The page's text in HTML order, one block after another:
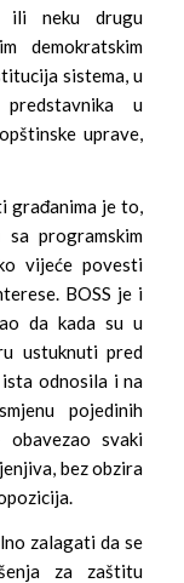
ili neku drugu
demokratskim
sistema, u
u
uprave,
građanima je to,
programskim
vijeće povesti
BOSS je i
da kada su u
ustuknuti pred
odnosila i na
pojedinih
svaki
bez obzira
zalagati da se
za zaštitu